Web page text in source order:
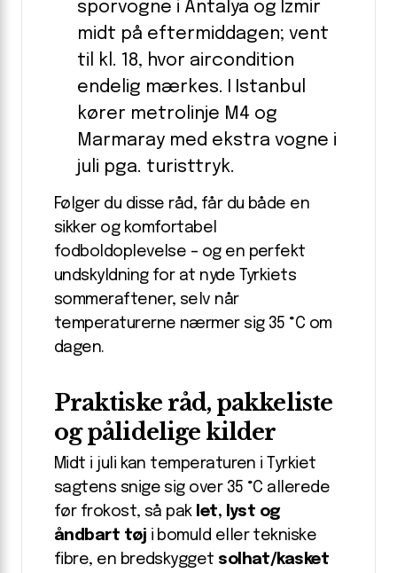
sporvogne i Antalya og Izmir
midt på eftermiddagen; vent
til kl. 18, hvor aircondition
endelig mærkes. I Istanbul
kører metrolinje M4 og
Marmaray med ekstra vogne i
juli pga. turisttryk.
Følger du disse råd, får du både en
sikker og komfortabel
fodboldoplevelse – og en perfekt
undskyldning for at nyde Tyrkiets
sommeraftener, selv når
temperaturerne nærmer sig 35 °C om
dagen.
Praktiske råd, pakkeliste
og pålidelige kilder
Midt i juli kan temperaturen i Tyrkiet
sagtens snige sig over 35 °C allerede
før frokost, så pak let, lyst og
åndbart tøj i bomuld eller tekniske
fibre, en bredskygget solhat/kasket